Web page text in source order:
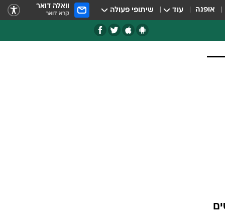
אופנה עוד שיתופי פעולה וואלה דואר
קרא דואר
אבל אחרי 5 קורסים